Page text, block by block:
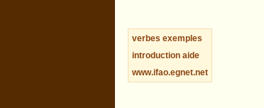
verbes exemples
introduction aide
www.ifao.egnet.net